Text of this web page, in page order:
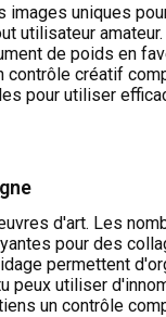
uniques
utilisateur
de poids en
créatif
pour utiliser
d'art. Les
pour des
permettent
peux utiliser
un contrôle